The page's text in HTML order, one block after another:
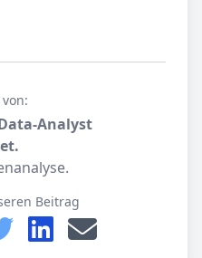
Analyst
Beitrag